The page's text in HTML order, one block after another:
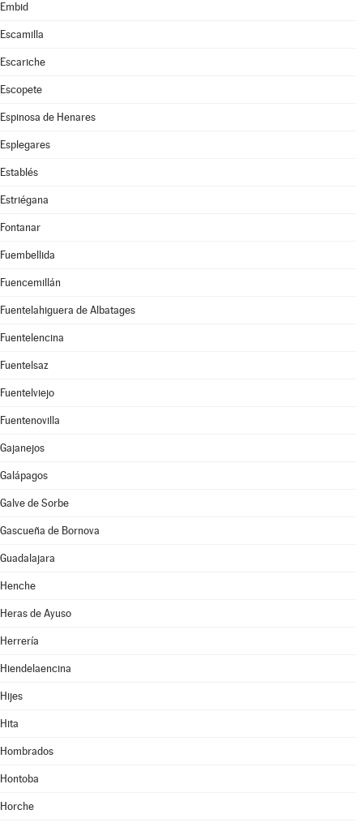
Embid
Escamilla
Escariche
Escopete
Espinosa de Henares
Esplegares
Establés
Estriégana
Fontanar
Fuembellida
Fuencemillán
Fuentelahiguera de Albatages
Fuentelencina
Fuentelsaz
Fuentelviejo
Fuentenovilla
Gajanejos
Galápagos
Galve de Sorbe
Gascueña de Bornova
Guadalajara
Henche
Heras de Ayuso
Herrería
Hiendelaencina
Hijes
Hita
Hombrados
Hontoba
Horche